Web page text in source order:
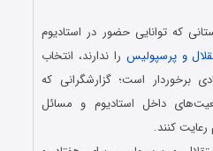
که توانایی حضور در استادیوم
و پرسپولیس را ندارند، انتخاب
برخوردار است؛ گزارشگرانی که
داخل استادیوم و مسائل
کنند.